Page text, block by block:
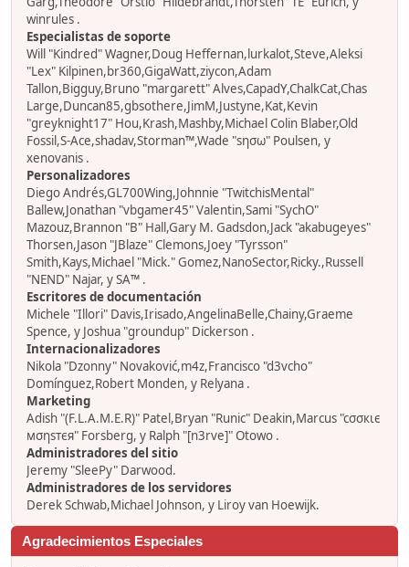
winrules .
Especialistas de soporte
Will "Kindred" Wagner,Doug Heffernan,lurkalot,Steve,Aleksi
"Lex" Kilpinen,br360,GigaWatt,ziycon,Adam
Tallon,Bigguy,Bruno "margarett" Alves,CapadY,ChalkCat,Chas
Large,Duncan85,gbsothere,JimM,Justyne,Kat,Kevin
"greyknight17" Hou,Krash,Mashby,Michael Colin Blaber,Old
Fossil,S-Ace,shadav,Storman™,Wade "sησω" Poulsen, y
xenovanis .
Personalizadores
Diego Andrés,GL700Wing,Johnnie "TwitchisMental"
Ballew,Jonathan "vbgamer45" Valentin,Sami "SychO"
Mazouz,Brannon "B" Hall,Gary M. Gadsdon,Jack "akabugeyes"
Thorsen,Jason "JBlaze" Clemons,Joey "Tyrsson"
Smith,Kays,Michael "Mick." Gomez,NanoSector,Ricky.,Russell
"NEND" Najar, y SA™ .
Escritores de documentación
Michele "Illori" Davis,Irisado,AngelinaBelle,Chainy,Graeme
Spence, y Joshua "groundup" Dickerson .
Internacionalizadores
Nikola "Dzonny" Novaković,m4z,Francisco "d3vcho"
Domínguez,Robert Monden, y Relyana .
Marketing
Adish "(F.L.A.M.E.R)" Patel,Bryan "Runic" Deakin,Marcus "cσσкιє
мσηѕтєя" Forsberg, y Ralph "[n3rve]" Otowo .
Administradores del sitio
Jeremy "SleePy" Darwood.
Administradores de los servidores
Derek Schwab,Michael Johnson, y Liroy van Hoewijk.
Agradecimientos Especiales